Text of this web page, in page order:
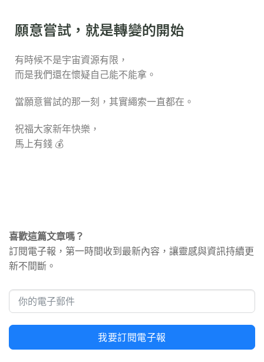
願意嘗試，就是轉變的開始
有時候不是宇宙資源有限，
而是我們還在懷疑自己能不能拿。
當願意嘗試的那一刻，其實繩索一直都在。
祝福大家新年快樂，
馬上有錢 💰
喜歡這篇文章嗎？
訂閱電子報，第一時間收到最新內容，讓靈感與資訊持續更
新不間斷。
我要訂閱電子報